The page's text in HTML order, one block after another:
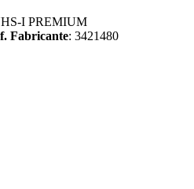
I PREMIUM
Fabricante: 3421480